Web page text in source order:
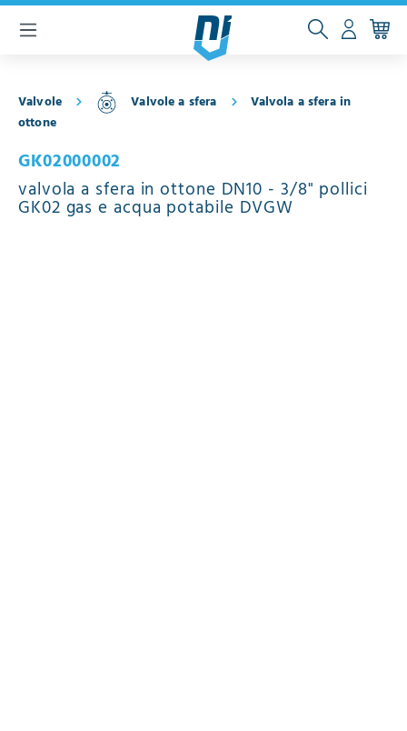
principale
Valvole Valvole a sfera
Valvola a sfera in
ottone
GK02000002
valvola a sfera in ottone DN10 - 3/8" pollici
GK02 gas e acqua potabile DVGW